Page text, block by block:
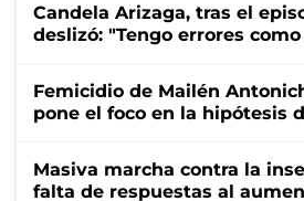
Candela Arizaga, tras el
deslizó: "Tengo errores
Femicidio de Mailén
pone el foco en la hipótesis
Masiva marcha contra la
falta de respuestas al